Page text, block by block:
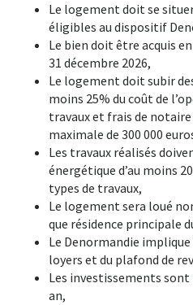
Le logement doit se
éligibles au dispositif
Le bien doit être acquis
31 décembre 2026,
Le logement doit subir
moins 25% du coût de
travaux et frais de
maximale de 300 000
Les travaux réalisés
énergétique d’au moins
types de travaux,
Le logement sera loué
que résidence principale
Le Denormandie implique
loyers et du plafond de
Les investissements sont
an,